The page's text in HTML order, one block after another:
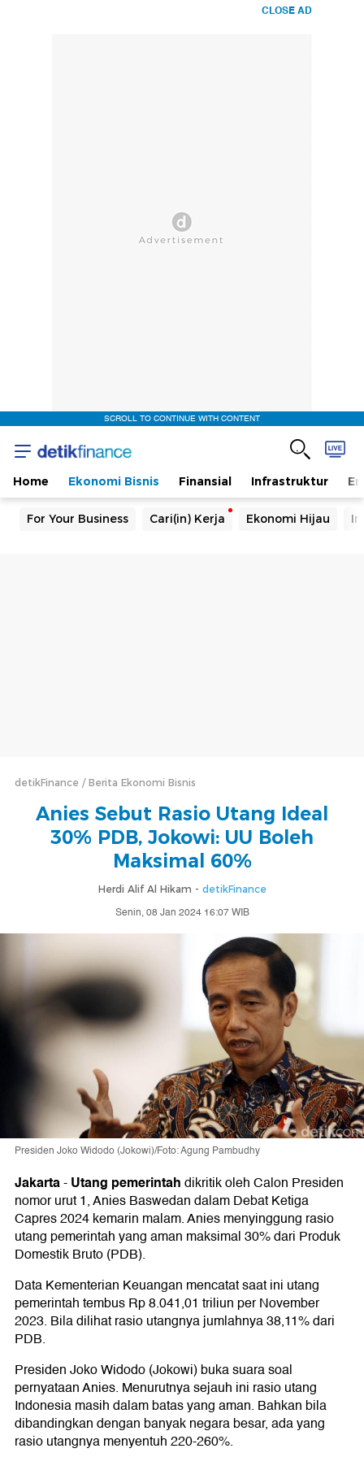
CLOSE AD
SCROLL TO CONTINUE WITH CONTENT
Home Ekonomi Bisnis Finansial Infrastruktur
For Your Business Cari(in) Kerja Ekonomi Hijau
detikFinance Berita Ekonomi Bisnis
Anies Sebut Rasio Utang Ideal
30% PDB, Jokowi: UU Boleh
Maksimal 60%
Herdi Alif Al Hikam - detikFinance
Senin, 08 Jan 2024 16:07 WIB
Presiden Joko Widodo (Jokowi)/Foto: Agung Pambudhy
Jakarta-Utang pemerintahdikritik oleh Calon Presiden
nomor urut 1, Anies Baswedan dalam Debat Ketiga
Capres 2024 kemarin malam. Anies menyinggung rasio
utang pemerintah yang aman maksimal 30% dari Produk
Domestik Bruto (PDB).
Data Kementerian Keuangan mencatat saat ini utang
pemerintah tembus Rp 8.041,01 triliun per November
2023. Bila dilihat rasio utangnya jumlahnya 38,11% dari
PDB.
Presiden Joko Widodo (Jokowi) buka suara soal
pernyataan Anies. Menurutnya sejauh ini rasio utang
Indonesia masih dalam batas yang aman. Bahkan bila
dibandingkan dengan banyak negara besar, ada yang
rasio utangnya menyentuh 220-260%.